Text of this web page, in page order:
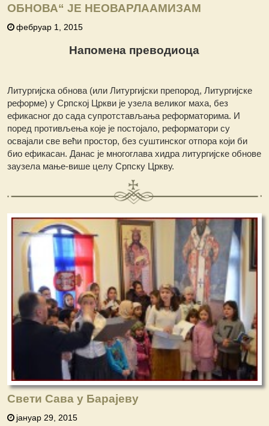
ОБНОВА“ ЈЕ НЕОВАРЛААМИЗАМ
фебруар 1, 2015
Напомена преводиоца
Литургијска обнова (или Литургијски препород, Литургијске
реформе) у Српској Цркви је узела великог маха, без
ефикасног до сада супротстављања реформаторима. И
поред противљења које је постојало, реформатори су
освајали све већи простор, без суштинског отпора који би
био ефикасан. Данас је многоглава хидра литургијске обнове
заузела мање-више целу Српску Цркву.
Свети Сава у Барајеву
јануар 29, 2015